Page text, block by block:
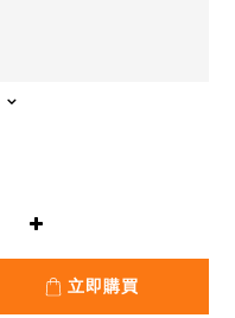
立即購買